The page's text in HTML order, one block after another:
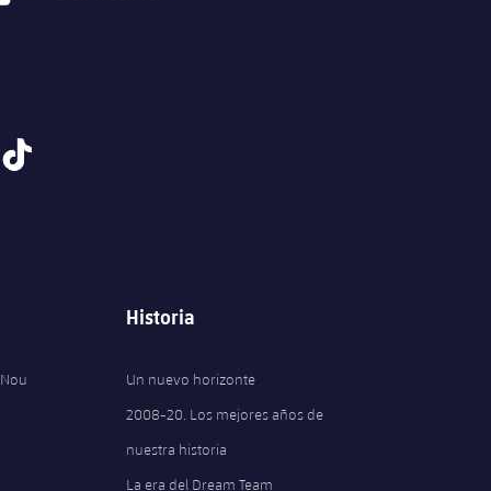
tiktok
Historia
Un nuevo horizonte
2008-20. Los mejores años de
nuestra historia
La era del Dream Team